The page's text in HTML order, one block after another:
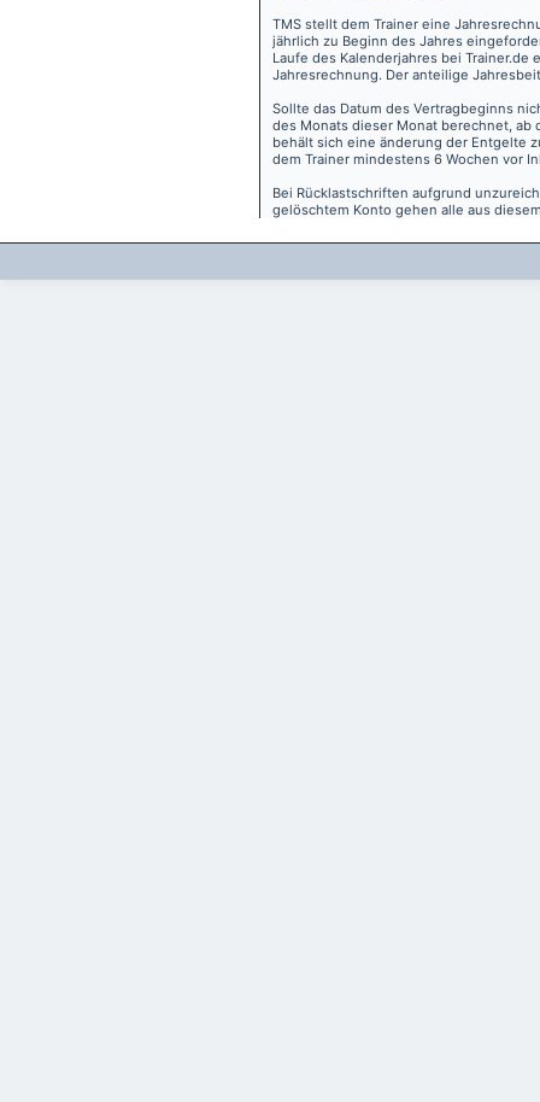
TMS stellt dem Trainer eine
jährlich zu Beginn des Jahres
Laufe des Kalenderjahres bei
Jahresrechnung. Der anteilige
Sollte das Datum des Vertragbeginns
des Monats dieser Monat berechnet, ab
behält sich eine änderung der Entgelte
dem Trainer mindestens 6 Wochen vor
Bei Rücklastschriften aufgrund
gelöschtem Konto gehen alle aus